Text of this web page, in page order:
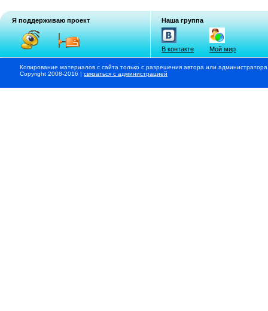
Я поддерживаю проект Наша группа
В контакте Мой мир
Копирование материалов с сайта только с разрешения автора или
Copyright 2008-2016 | связаться с администрацией